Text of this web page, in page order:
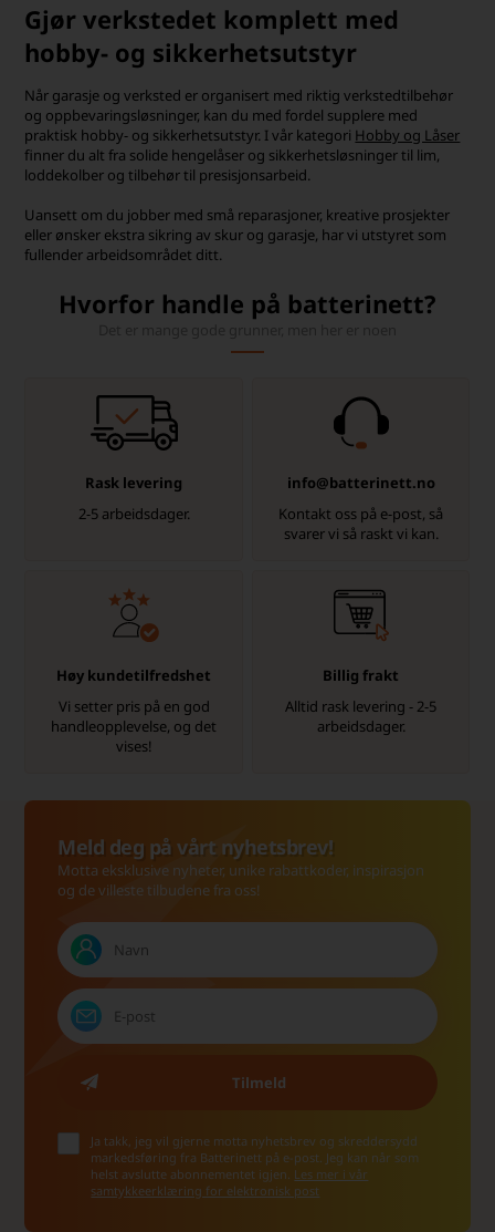
Gjør verkstedet komplett med
hobby- og sikkerhetsutstyr
Når garasje og verksted er organisert med riktig verkstedtilbehør
og oppbevaringsløsninger, kan du med fordel supplere med
praktisk hobby- og sikkerhetsutstyr. I vår kategori Hobby og Låser
finner du alt fra solide hengelåser og sikkerhetsløsninger til lim,
loddekolber og tilbehør til presisjonsarbeid.
Uansett om du jobber med små reparasjoner, kreative prosjekter
eller ønsker ekstra sikring av skur og garasje, har vi utstyret som
fullender arbeidsområdet ditt.
Hvorfor handle på batterinett?
Rask levering
2-5 arbeidsdager.
info@batterinett.no
Kontakt oss på e-post, så
svarer vi så raskt vi kan.
Høy kundetilfredshet
Vi setter pris på en god
handleopplevelse, og det
vises!
Billig frakt
Alltid rask levering - 2-5
arbeidsdager.
Meld deg på vårt nyhetsbrev!
Motta eksklusive nyheter, unike rabattkoder, inspirasjon
og de villeste tilbudene fra oss!
Ja takk, jeg vil gjerne motta nyhetsbrev og skreddersydd
markedsføring fra Batterinett på e-post. Jeg kan når som
helst avslutte abonnementet igjen. Les mer i vår
samtykkeerklæring for elektronisk post